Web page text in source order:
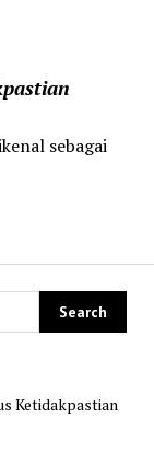
sebagai
Ketidakpastian